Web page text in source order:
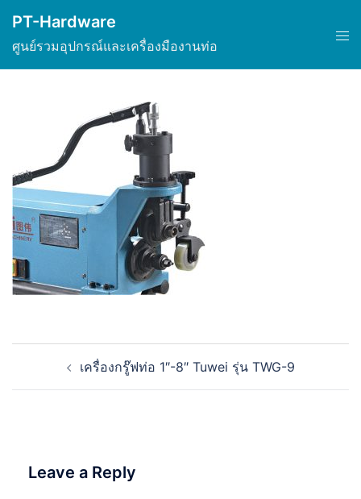
content
PT-Hardware
ศูนย์รวมอุปกรณ์และเครื่องมืองานท่อ
navigationเครื่องกรู๊ฟท่อ 1″-8″ Tuwei รุ่น TWG-9
Leave a Reply